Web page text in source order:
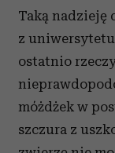
Taką nadzieję
z uniwersytetu
ostatnio
móżdżek w
szczura z